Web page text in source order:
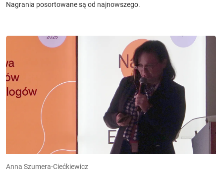
Nagrania posortowane są od najnowszego.
Anna Szumera-Ciećkiewicz